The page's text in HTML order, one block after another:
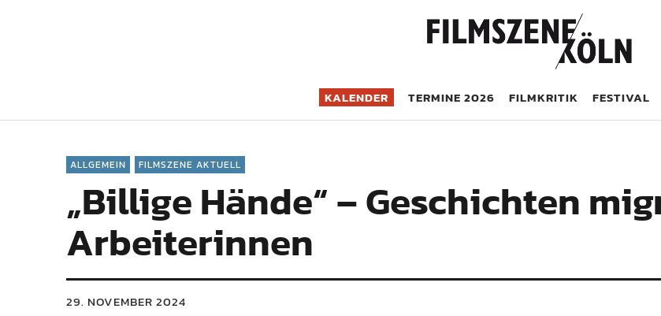
KALENDER TERMINE 2026 FILMKRITIK FESTIVAL
ALLGEMEIN FILMSZENE AKTUELL
„Billige Hände“ – Geschichten
Arbeiterinnen
29. NOVEMBER 2024